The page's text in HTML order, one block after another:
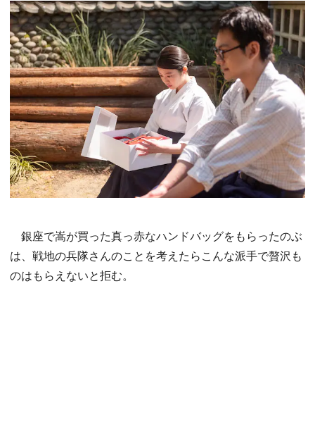
銀座で嵩が買った真っ赤なハンドバッグをもらったのぶ
は、戦地の兵隊さんのことを考えたらこんな派手で贅沢も
のはもらえないと拒む。